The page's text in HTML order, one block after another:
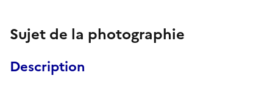
Sujet de la photographie
Description